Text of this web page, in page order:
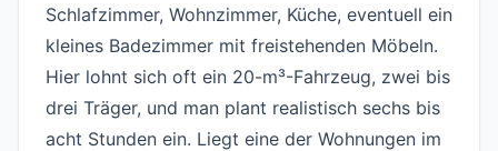
Schlafzimmer, Wohnzimmer, Küche, eventuell ein
kleines Badezimmer mit freistehenden Möbeln.
Hier lohnt sich oft ein 20-m³-Fahrzeug, zwei bis
drei Träger, und man plant realistisch sechs bis
acht Stunden ein. Liegt eine der Wohnungen im